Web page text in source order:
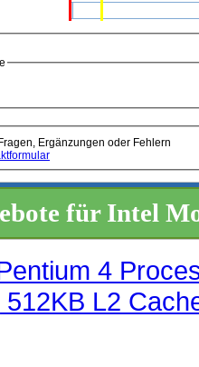
Ergänzungen oder Fehlern
für Intel
4
512KB L2